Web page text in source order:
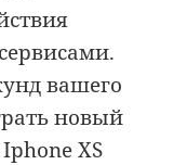
вашего
новый
XS